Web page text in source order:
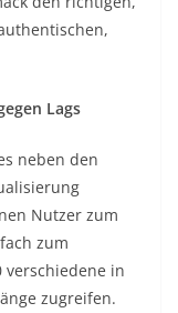
Lags
neben den
Nutzer zum
zum
in
zugreifen.